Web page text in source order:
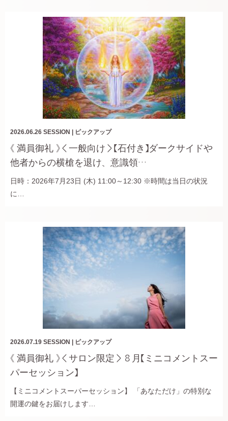
2026.06.26 SESSION ピックアップ
《 満員御礼 》＜一般向け＞【石付き】ダークサイドや
他者からの横槍を退け、意識領…
日時：2026年7月23日 (木) 11:00～12:30 ※時間は当日の状況
に…
2026.07.19 SESSION ピックアップ
《 満員御礼 》＜サロン限定＞８月【ミニコメントスー
パーセッション】
【ミニコメントスーパーセッション】 「あなただけ」の特別な
開運の鍵をお届けします…